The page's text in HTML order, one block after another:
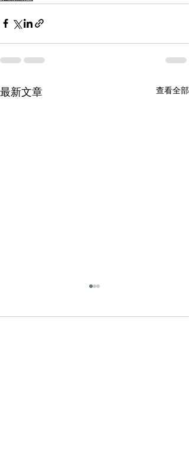
最新文章 查看全部